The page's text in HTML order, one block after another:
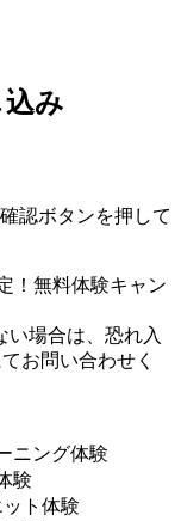
み
認ボタンを押して
！無料体験キャン
場合は、恐れ入
お問い合わせく
ニング体験
験
ト体験